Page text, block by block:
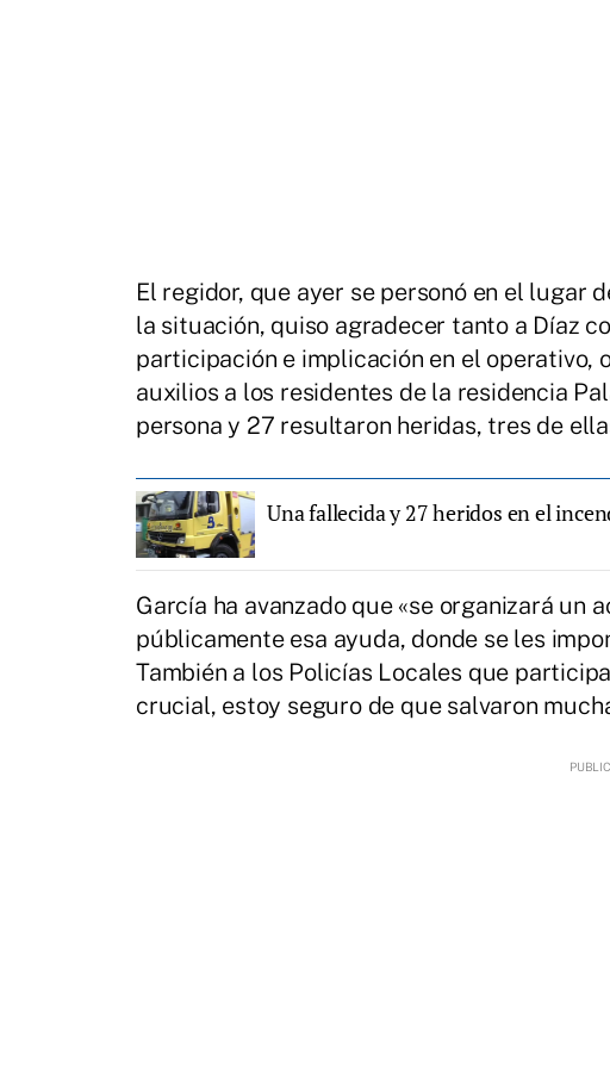
El regidor, que ayer se personó en el lugar
la situación, quiso agradecer tanto a Díaz
participación e implicación en el operativo,
auxilios a los residentes de la residencia
persona y 27 resultaron heridas, tres de
Una fallecida y 27 heridos en el
García ha avanzado que «se organizará un
públicamente esa ayuda, donde se les
También a los Policías Locales que
crucial, estoy seguro de que salvaron